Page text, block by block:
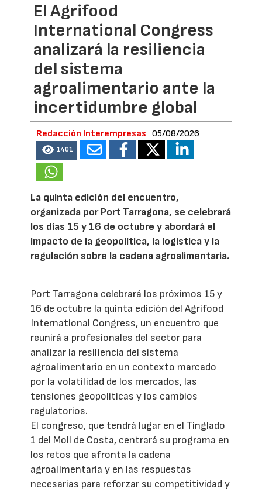
El Agrifood
International Congress
analizará la resiliencia
del sistema
agroalimentario ante la
incertidumbre global
Redacción Interempresas 05/08/2026
1401
La quinta edición del encuentro,
organizada por Port Tarragona, se celebrará
los días 15 y 16 de octubre y abordará el
impacto de la geopolítica, la logística y la
regulación sobre la cadena agroalimentaria.
Port Tarragona celebrará los próximos 15 y
16 de octubre la quinta edición del Agrifood
International Congress, un encuentro que
reunirá a profesionales del sector para
analizar la resiliencia del sistema
agroalimentario en un contexto marcado
por la volatilidad de los mercados, las
tensiones geopolíticas y los cambios
regulatorios.
El congreso, que tendrá lugar en el Tinglado
1 del Moll de Costa, centrará su programa en
los retos que afronta la cadena
agroalimentaria y en las respuestas
necesarias para reforzar su competitividad y